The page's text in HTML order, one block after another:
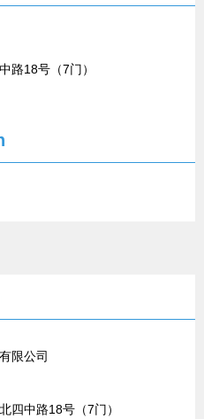
路18号（7门）
限公司
四中路18号（7门）